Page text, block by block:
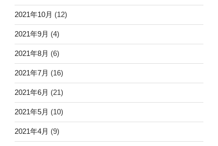
2021年10月 (12)
2021年9月 (4)
2021年8月 (6)
2021年7月 (16)
2021年6月 (21)
2021年5月 (10)
2021年4月 (9)